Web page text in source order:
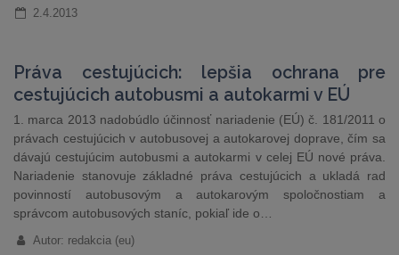
2.4.2013
Práva cestujúcich: lepšia ochrana pre
cestujúcich autobusmi a autokarmi v EÚ
1. marca 2013 nadobúdlo účinnosť nariadenie (EÚ) č. 181/2011 o
právach cestujúcich v autobusovej a autokarovej doprave, čím sa
dávajú cestujúcim autobusmi a autokarmi v celej EÚ nové práva.
Nariadenie stanovuje základné práva cestujúcich a ukladá rad
povinností autobusovým a autokarovým spoločnostiam a
správcom autobusových staníc, pokiaľ ide o…
Autor: redakcia (eu)